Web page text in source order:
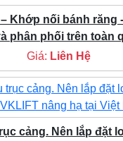
Khớp nối bánh răng
phân phối trên toàn
Giá: Liên Hệ
cảng. Nên lắp đặt